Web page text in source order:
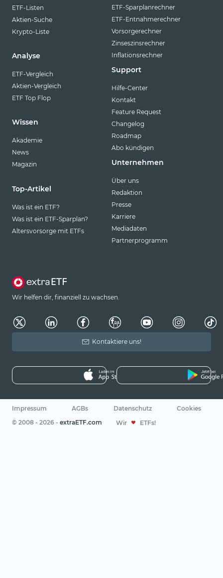
ETF-Listen
Aktien-Suche
Krypto-Liste
Analyse
ETF-Vergleich
Aktien-Vergleich
ETF Top Flop
Wissen
Akademie
News
Magazin
Top-Artikel
Was ist ein ETF?
Was ist ein ETF-Sparplan?
Altersvorsorge mit ETFs
ETF-Sparplanrechner
ETF-Entnahmerechner
Vorsorgerechner
Zinseszinsrechner
Inflationsrechner
Support
Hilfe-Center
Kontakt
Feature Request
Changelog
Roadmap
Abo kündigen
Unternehmen
Über uns
Redaktion
Presse
Karriere
Mediadaten
Partnerprogramm
Wir helfen dir, finanziell zu wachsen.
Kontaktiere uns!
Impressum AGBs Datenschutz
Cookies
© 2008 - 2026 - extraETF.com Wir ETFs!